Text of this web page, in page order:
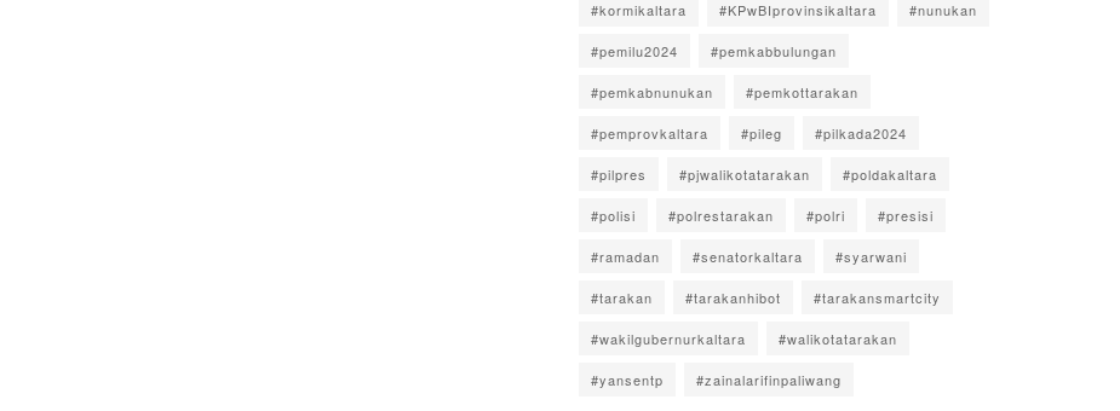
#kormikaltara #KPwBIprovinsikaltara #nunukan
#pemilu2024 #pemkabbulungan
#pemkabnunukan #pemkottarakan
#pemprovkaltara #pileg #pilkada2024
#pilpres #pjwalikotatarakan #poldakaltara
#polisi #polrestarakan #polri #presisi
#ramadan #senatorkaltara #syarwani
#tarakan #tarakanhibot #tarakansmartcity
#wakilgubernurkaltara #walikotatarakan
#yansentp #zainalarifinpaliwang